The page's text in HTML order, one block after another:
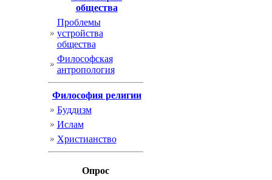
общества
Проблемы
устройства
общества
Философская
антропология
Философия религии
Буддизм
Ислам
Христианство
Опрос